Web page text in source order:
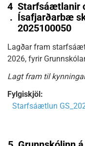
4
.
Starfsáætlanir
Ísafjarðarbæ
2025100050
Lagðar fram
2026, fyrir
Lagt fram til
Fylgiskjöl:
Starfsáætlun